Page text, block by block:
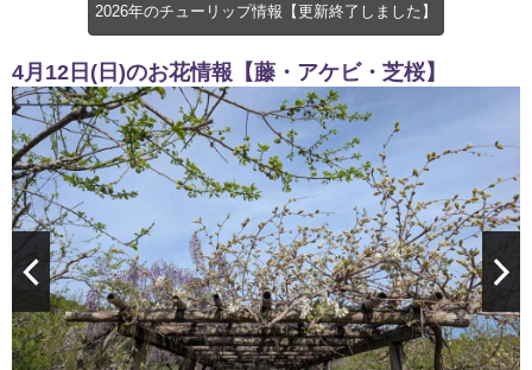
2026年のチューリップ情報【更新終了しました】
4月12日(日)のお花情報【藤・アケビ・芝桜】